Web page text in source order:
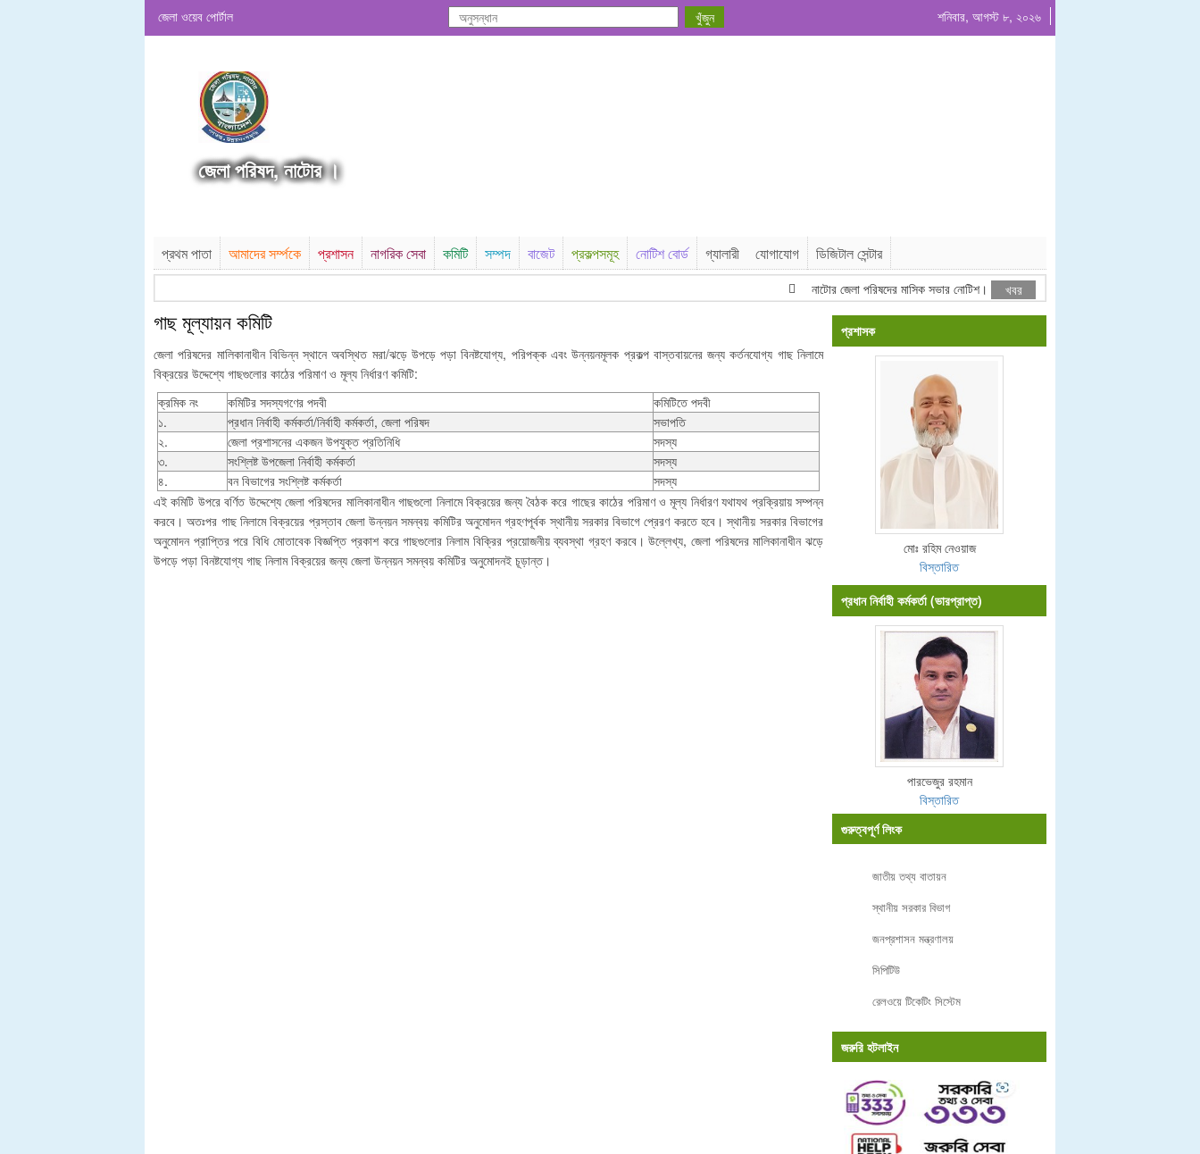
জেলা ওয়েব পোর্টাল শনিবার, আগস্ট ৮, ২০২৬
জেলা পরিষদ, নাটোর ।
প্রথম পাতা আমাদের সর্ম্পকে প্রশাসন নাগরিক সেবা কমিটি সম্পদ বাজেট প্রকল্পসমূহ নোটিশ বোর্ড গ্যালারী যোগাযোগ ডিজিটাল সেন্টার
নাটোর জেলা পরিষদের মাসিক সভার নোটিশ। ঠিকাদারী তালিকাভুক্তির বিজ্ঞপ্তি
খবর
গাছ মূল্যায়ন কমিটি
জেলা পরিষদের মালিকানাধীন বিভিন্ন স্থানে অবস্থিত মরা/ঝড়ে উপড়ে পড়া বিনষ্টযোগ্য, পরিপক্ক এবং উন্নয়নমূলক প্রকল্প বাস্তবায়নের জন্য কর্তনযোগ্য গাছ নিলামে
বিক্রয়ের উদ্দেশ্যে গাছগুলোর কাঠের পরিমাণ ও মূল্য নির্ধারণ কমিটি:
ক্রমিক নং
কমিটির সদস্যগণের পদবী
কমিটিতে পদবী
১.
প্রধান নির্বাহী কর্মকর্তা/নির্বাহী কর্মকর্তা, জেলা পরিষদ
সভাপতি
২.
জেলা প্রশাসনের একজন উপযুক্ত প্রতিনিধি
সদস্য
৩.
সংশ্লিষ্ট উপজেলা নির্বাহী কর্মকর্তা
সদস্য
৪.
বন বিভাগের সংশ্লিষ্ট কর্মকর্তা
সদস্য
এই কমিটি উপরে বর্ণিত উদ্দেশ্যে জেলা পরিষদের মালিকানাধীন গাছগুলো নিলামে বিক্রয়ের জন্য বৈঠক করে গাছের কাঠের পরিমাণ ও মূল্য নির্ধারণ যথাযথ প্রক্রিয়ায় সম্পন্ন
করবে। অতঃপর গাছ নিলামে বিক্রয়ের প্রস্তাব জেলা উন্নয়ন সমন্বয় কমিটির অনুমোদন গ্রহণপূর্বক স্থানীয় সরকার বিভাগে প্রেরণ করতে হবে। স্থানীয় সরকার বিভাগের
অনুমোদন প্রাপ্তির পরে বিধি মোতাবেক বিজ্ঞপ্তি প্রকাশ করে গাছগুলোর নিলাম বিক্রির প্রয়োজনীয় ব্যবস্থা গ্রহণ করবে। উল্লেখ্য, জেলা পরিষদের মালিকানাধীন ঝড়ে
উপড়ে পড়া বিনষ্টযোগ্য গাছ নিলাম বিক্রয়ের জন্য জেলা উন্নয়ন সমন্বয় কমিটির অনুমোদনই চূড়ান্ত।
প্রশাসক
মোঃ রহিম নেওয়াজ
বিস্তারিত
প্রধান নির্বাহী কর্মকর্তা (ভারপ্রাপ্ত)
পারভেজুর রহমান
বিস্তারিত
গুরুত্বপূর্ণ লিংক
জাতীয় তথ্য বাতায়ন
স্থানীয় সরকার বিভাগ
জনপ্রশাসন মন্ত্রণালয়
সিপিটিউ
রেলওয়ে টিকেটিং সিস্টেম
জরুরি হটলাইন